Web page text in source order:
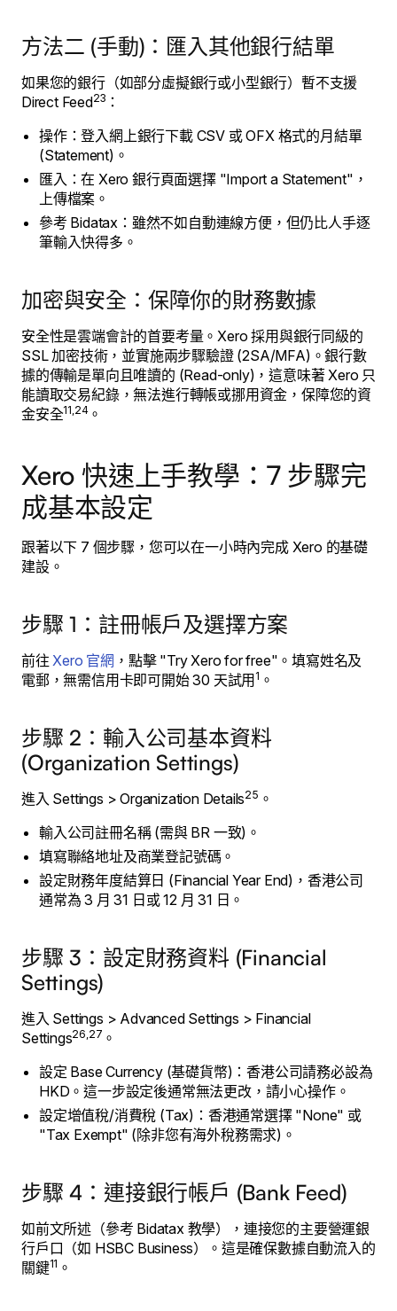
方法二 (手動)：匯入其他銀行結單
如果您的銀行（如部分虛擬銀行或小型銀行）暫不支援
Direct Feed23 ：
操作：登入網上銀行下載 CSV 或 OFX 格式的月結單
(Statement)。
匯入：在 Xero 銀行頁面選擇 "Import a Statement"，
上傳檔案。
參考 Bidatax：雖然不如自動連線方便，但仍比人手逐
筆輸入快得多。
加密與安全：保障你的財務數據
安全性是雲端會計的首要考量。Xero 採用與銀行同級的
SSL 加密技術，並實施兩步驟驗證 (2SA/MFA)。銀行數
據的傳輸是單向且唯讀的 (Read-only)，這意味著 Xero 只
能讀取交易紀錄，無法進行轉帳或挪用資金，保障您的資
金安全11,24。
Xero 快速上手教學：7 步驟完
成基本設定
跟著以下 7 個步驟，您可以在一小時內完成 Xero 的基礎
建設。
步驟 1：註冊帳戶及選擇方案
前往Xero 官網 ，點擊 "Try Xero for free"。填寫姓名及
電郵，無需信用卡即可開始 30 天試用 1 。
步驟 2：輸入公司基本資料
(Organization Settings)
進入 Settings > Organization Details25 。
輸入公司註冊名稱 (需與 BR 一致)。
填寫聯絡地址及商業登記號碼。
設定財務年度結算日 (Financial Year End)，香港公司
通常為 3 月 31 日或 12 月 31 日。
步驟 3：設定財務資料 (Financial
Settings)
進入 Settings > Advanced Settings > Financial
Settings26,27 。
設定 Base Currency (基礎貨幣)：香港公司請務必設為
HKD。這一步設定後通常無法更改，請小心操作。
設定增值稅/消費稅 (Tax)：香港通常選擇 "None" 或
"Tax Exempt" (除非您有海外稅務需求)。
步驟 4：連接銀行帳戶 (Bank Feed)
如前文所述（參考 Bidatax 教學），連接您的主要營運銀
行戶口（如 HSBC Business）。這是確保數據自動流入的
關鍵11 。